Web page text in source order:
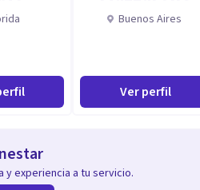
de lo físico, social, económico y
que utilizamos impactan en
Buenos Aires
Ver perfil
y experiencia a tu servicio.